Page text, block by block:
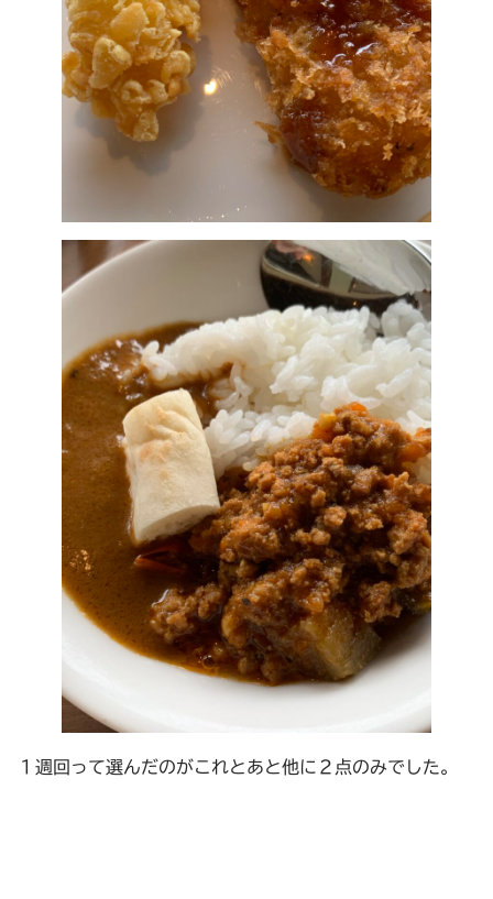
１週回って選んだのがこれとあと他に２点のみでした。